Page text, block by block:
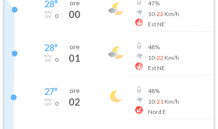
28°
0
ore
00
47%
10-22 Km/h
Est NE
28°
0
ore
01
48%
10-22 Km/h
Est NE
27°
0
ore
02
48%
10-21 Km/h
Nord E